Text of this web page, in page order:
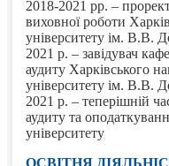
2018-2021 рр. –
виховної роботи
університету ім. В.В.
2021 р. – завідувач
аудиту Харківського
університету ім. В.В.
2021 р. – теперішній
аудиту та
університету
ОСВІТНЯ